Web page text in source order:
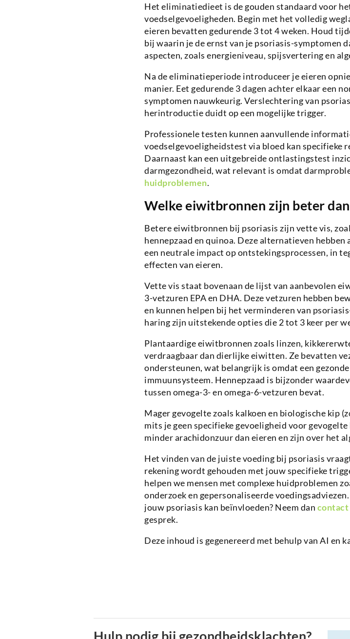
Het eliminatiedieet is de gouden standaard voor
voedselgevoeligheden. Begin met het volledig
eieren bevatten gedurende 3 tot 4 weken. Houd
bij waarin je de ernst van je psoriasis-symptomen
aspecten, zoals energieniveau, spijsvertering en
Na de eliminatieperiode introduceer je eieren
manier. Eet gedurende 3 dagen achter elkaar een
symptomen nauwkeurig. Verslechtering van
herintroductie duidt op een mogelijke trigger.
Professionele testen kunnen aanvullende
voedselgevoeligheidstest via bloed kan specifieke
Daarnaast kan een uitgebreide ontlastingstest
darmgezondheid, wat relevant is omdat
huidproblemen.
Welke eiwitbronnen zijn beter
Betere eiwitbronnen bij psoriasis zijn vette vis,
hennepzaad en quinoa. Deze alternatieven
een neutrale impact op ontstekingsprocessen, in
effecten van eieren.
Vette vis staat bovenaan de lijst van aanbevolen
3-vetzuren EPA en DHA. Deze vetzuren hebben
en kunnen helpen bij het verminderen van
haring zijn uitstekende opties die 2 tot 3 keer per
Plantaardige eiwitbronnen zoals linzen,
verdraagbaar dan dierlijke eiwitten. Ze bevatten
ondersteunen, wat belangrijk is omdat een
immuunsysteem. Hennepzaad is bijzonder
tussen omega-3- en omega-6-vetzuren bevat.
Mager gevogelte zoals kalkoen en biologische kip
mits je geen specifieke gevoeligheid voor
minder arachidonzuur dan eieren en zijn over het
Het vinden van de juiste voeding bij psoriasis
rekening wordt gehouden met jouw specifieke
helpen we mensen met complexe huidproblemen
onderzoek en gepersonaliseerde
jouw psoriasis kan beïnvloeden? Neem dan contact
gesprek.
Deze inhoud is gegenereerd met behulp van AI en
Hulp nodig bij gezondheidsklachten?